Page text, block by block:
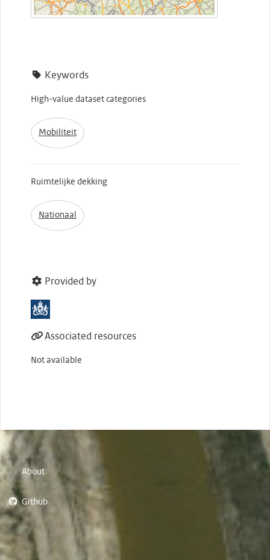
Keywords
High-value dataset categories
Mobiliteit
Ruimtelijke dekking
Nationaal
Provided by
Associated resources
Not available
About
Github